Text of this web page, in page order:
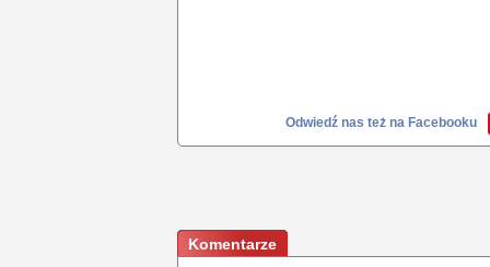
Odwiedź nas też na Facebooku
Komentarze